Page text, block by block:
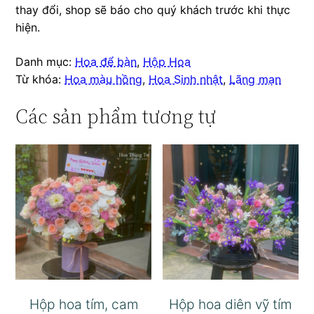
thay đổi, shop sẽ báo cho quý khách trước khi thực
hiện.
Danh mục: Hoa để bàn, Hộp Hoa
Từ khóa: Hoa màu hồng, Hoa Sinh nhật, Lãng mạn
Các sản phẩm tương tự
Hộp hoa tím, cam Hộp hoa diên vỹ tím